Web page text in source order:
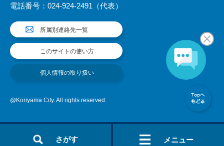
さがす メニュー
電話番号：024-924-2491（代表）
所属別連絡先一覧
このサイトの使い方
個人情報の取り扱い
@Koriyama City. All rights reserved.